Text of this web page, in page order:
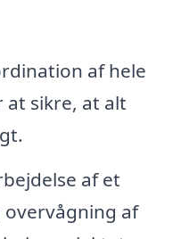
af hele
at sikre, at alt
af et
af